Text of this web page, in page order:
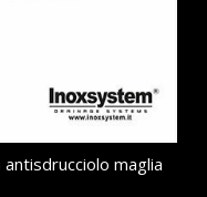
maglia